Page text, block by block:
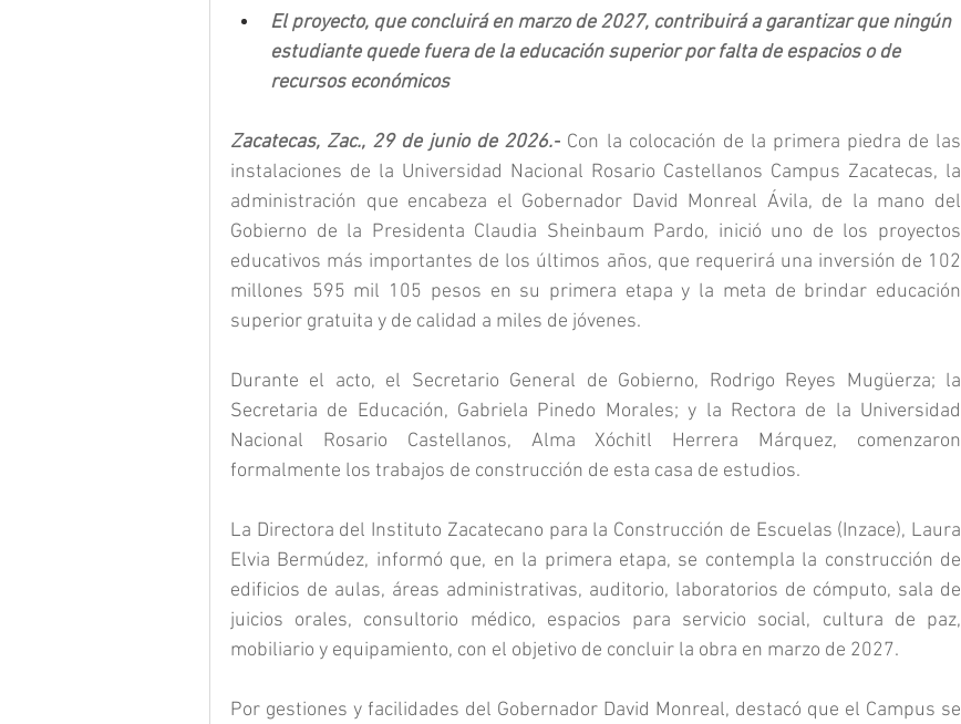
El proyecto, que concluirá en marzo de 2027, contribuirá a garantizar que ningún
estudiante quede fuera de la educación superior por falta de espacios o de
recursos económicos
Zacatecas, Zac., 29 de junio de 2026.- Con la colocación de la primera piedra de las
instalaciones de la Universidad Nacional Rosario Castellanos Campus Zacatecas, la
administración que encabeza el Gobernador David Monreal Ávila, de la mano del
Gobierno de la Presidenta Claudia Sheinbaum Pardo, inició uno de los proyectos
educativos más importantes de los últimos años, que requerirá una inversión de 102
millones 595 mil 105 pesos en su primera etapa y la meta de brindar educación
superior gratuita y de calidad a miles de jóvenes.
Durante el acto, el Secretario General de Gobierno, Rodrigo Reyes Mugüerza; la
Secretaria de Educación, Gabriela Pinedo Morales; y la Rectora de la Universidad
Nacional Rosario Castellanos, Alma Xóchitl Herrera Márquez, comenzaron
formalmente los trabajos de construcción de esta casa de estudios.
La Directora del Instituto Zacatecano para la Construcción de Escuelas (Inzace), Laura
Elvia Bermúdez, informó que, en la primera etapa, se contempla la construcción de
edificios de aulas, áreas administrativas, auditorio, laboratorios de cómputo, sala de
juicios orales, consultorio médico, espacios para servicio social, cultura de paz,
mobiliario y equipamiento, con el objetivo de concluir la obra en marzo de 2027.
Por gestiones y facilidades del Gobernador David Monreal, destacó que el Campus se